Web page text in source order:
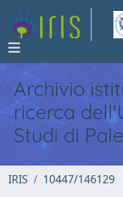
Archivio
ricerca
Studi di
IRIS 10447/146129